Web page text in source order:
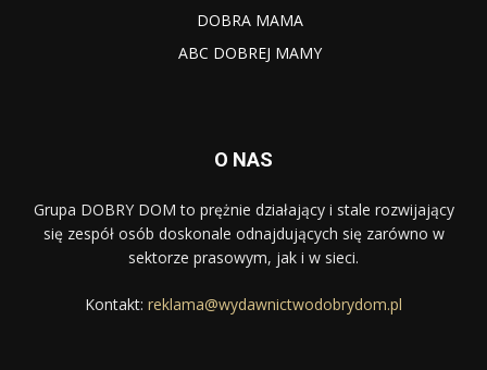
DOBRA MAMA
ABC DOBREJ MAMY
O NAS
Grupa DOBRY DOM to prężnie działający i stale rozwijający
się zespół osób doskonale odnajdujących się zarówno w
sektorze prasowym, jak i w sieci.
Kontakt: reklama@wydawnictwodobrydom.pl